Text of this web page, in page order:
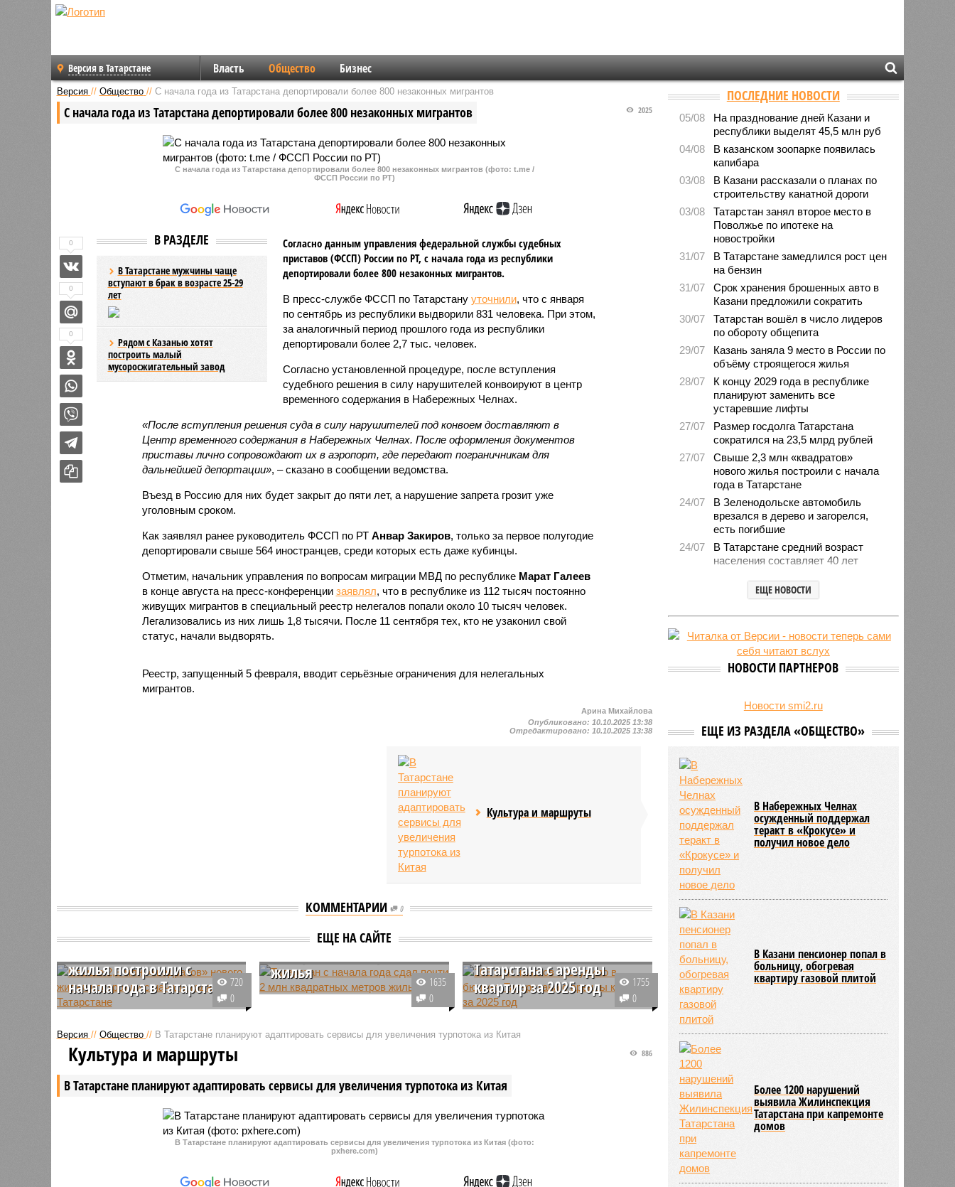
Версия в Татарстане Власть Общество Бизнес
Версия // Общество // С начала года из Татарстана депортировали более 800 незаконных мигрантов
С начала года из Татарстана депортировали более 800 незаконных мигрантов 2025
С начала года из Татарстана депортировали более 800 незаконных мигрантов (фото: t.me /
ФССП России по РТ)
В РАЗДЕЛЕ
В Татарстане мужчины чаще
вступают в брак в возрасте 25-29
лет
Рядом с Казанью хотят
построить малый
мусоросжигательный завод
Согласно данным управления федеральной службы судебных
приставов (ФССП) России по РТ, с начала года из республики
депортировали более 800 незаконных мигрантов.
В пресс-службе ФССП по Татарстану уточнили, что с января
по сентябрь из республики выдворили 831 человека. При этом,
за аналогичный период прошлого года из республики
депортировали более 2,7 тыс. человек.
Согласно установленной процедуре, после вступления
судебного решения в силу нарушителей конвоируют в центр
временного содержания в Набережных Челнах.
«После вступления решения суда в силу нарушителей под конвоем доставляют в
Центр временного содержания в Набережных Челнах. После оформления документов
приставы лично сопровождают их в аэропорт, где передают пограничникам для
дальнейшей депортации», – сказано в сообщении ведомства.
Въезд в Россию для них будет закрыт до пяти лет, а нарушение запрета грозит уже
уголовным сроком.
Как заявлял ранее руководитель ФССП по РТ Анвар Закиров, только за первое полугодие
депортировали свыше 564 иностранцев, среди которых есть даже кубинцы.
Отметим, начальник управления по вопросам миграции МВД по республике Марат Галеев
в конце августа на пресс-конференции заявлял, что в республике из 112 тысяч постоянно
живущих мигрантов в специальный реестр нелегалов попали около 10 тысяч человек.
Легализовались из них лишь 1,8 тысячи. После 11 сентября тех, кто не узаконил свой
статус, начали выдворять.
Реестр, запущенный 5 февраля, вводит серьёзные ограничения для нелегальных
мигрантов.
0
0
0
Арина Михайлова
Опубликовано: 10.10.2025 13:38
Отредактировано: 10.10.2025 13:38
Культура и маршруты
КОММЕНТАРИИ 0
ЕЩЕ НА САЙТЕ
Свыше 2,3 млн
жилья построили с
начала года в Татарстане
В Татарстане с начала года
квадратных метров жилья,
выполнив почти три четверти
годового плана, который в
республике установлен на
720
0
Татарстан с начала года
сдал почти 2 млн
жилья
В Республике Татарстан за
жилищного строительства
комплекс уже перешагнул
задания.
1635
0
168 млн налогов
Татарстана с аренды
квартир за 2025 год
За 2025 год жители Татарстана,
сдачи внаем жилья, подали в
поступлениями от данного вида
1755
0
Версия // Общество // В Татарстане планируют адаптировать сервисы для увеличения турпотока из Китая
В Татарстане планируют адаптировать сервисы для увеличения турпотока из Китая
886
Культура и маршруты
В Татарстане планируют адаптировать сервисы для увеличения турпотока из Китая (фото:
pxhere.com)
ПОСЛЕДНИЕ НОВОСТИ
05/08
На празднование дней Казани и
республики выделят 45,5 млн руб
04/08
В казанском зоопарке появилась
капибара
03/08
В Казани рассказали о планах по
строительству канатной дороги
03/08
Татарстан занял второе место в
Поволжье по ипотеке на
новостройки
31/07
В Татарстане замедлился рост цен
на бензин
31/07
Срок хранения брошенных авто в
Казани предложили сократить
30/07
Татарстан вошёл в число лидеров
по обороту общепита
29/07
Казань заняла 9 место в России по
объёму строящегося жилья
28/07
К концу 2029 года в республике
планируют заменить все
устаревшие лифты
27/07
Размер госдолга Татарстана
сократился на 23,5 млрд рублей
27/07
Свыше 2,3 млн «квадратов»
нового жилья построили с начала
года в Татарстане
24/07
В Зеленодольске автомобиль
врезался в дерево и загорелся,
есть погибшие
24/07
В Татарстане средний возраст
населения составляет 40 лет
Продажи новых авто
экономкласса в Татарстане
активировались с новой схемой
обмана с наличными через
банкомат
ЕЩЕ НОВОСТИ
НОВОСТИ ПАРТНЕРОВ
Новости smi2.ru
ЕЩЕ ИЗ РАЗДЕЛА «ОБЩЕСТВО»
В Набережных Челнах
осужденный поддержал
теракт в «Крокусе» и
получил новое дело
В Казани пенсионер попал в
больницу, обогревая
квартиру газовой плитой
Более 1200 нарушений
выявила Жилинспекция
Татарстана при капремонте
домов